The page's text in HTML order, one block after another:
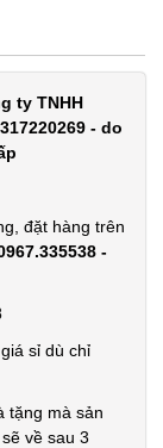
ty TNHH
- do
đặt hàng trên
-
sỉ dù chỉ
tặng mà sản
về sau 3
Bộ dao 5
món lưỡi
đen Buck
MÃ
GIÁ:
CÒN HÀNG